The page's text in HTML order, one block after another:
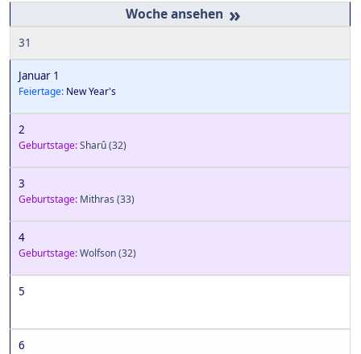
»
31
Januar 1
Feiertage: New Year's
2
Geburtstage:Sharû(32)
3
Geburtstage: Mithras (33)
4
Geburtstage:Wolfson(32)
5
6